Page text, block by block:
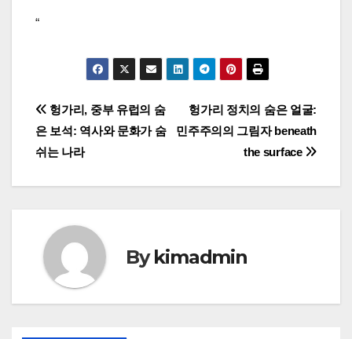
“
글
탐
색
헝가리 정치의 숨은 얼굴:
민주주의의 그림자 beneath
the surface
헝가리, 중부 유럽의 숨
은 보석: 역사와 문화가 숨
쉬는 나라
Bykimadmin